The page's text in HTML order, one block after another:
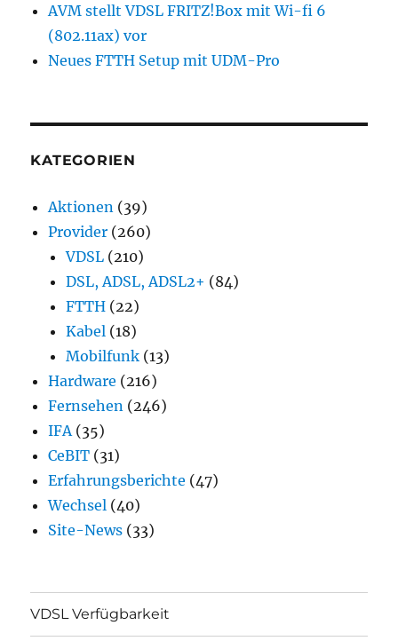
AVM stellt VDSL FRITZ!Box mit Wi-fi 6
(802.11ax) vor
Neues FTTH Setup mit UDM-Pro
KATEGORIEN
Aktionen (39)
Provider (260)
VDSL (210)
DSL, ADSL, ADSL2+ (84)
FTTH (22)
Kabel (18)
Mobilfunk (13)
Hardware (216)
Fernsehen (246)
IFA (35)
CeBIT (31)
Erfahrungsberichte (47)
Wechsel (40)
Site-News (33)
VDSL Verfügbarkeit